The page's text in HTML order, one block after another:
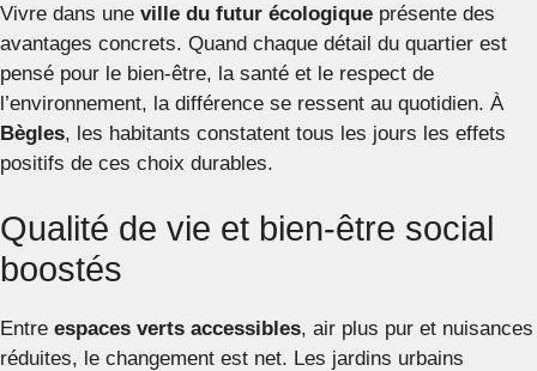
Vivre dans une ville du futur écologique présente des
avantages concrets. Quand chaque détail du quartier est
pensé pour le bien-être, la santé et le respect de
l’environnement, la différence se ressent au quotidien. À
Bègles, les habitants constatent tous les jours les effets
positifs de ces choix durables.
Qualité de vie et bien-être social
boostés
Entre espaces verts accessibles, air plus pur et nuisances
réduites, le changement est net. Les jardins urbains